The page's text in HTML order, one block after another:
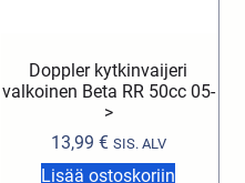
Doppler kytkinvaijeri
valkoinen Beta RR 50cc 05-
>
13,99 € SIS. ALV
Lisää ostoskoriin